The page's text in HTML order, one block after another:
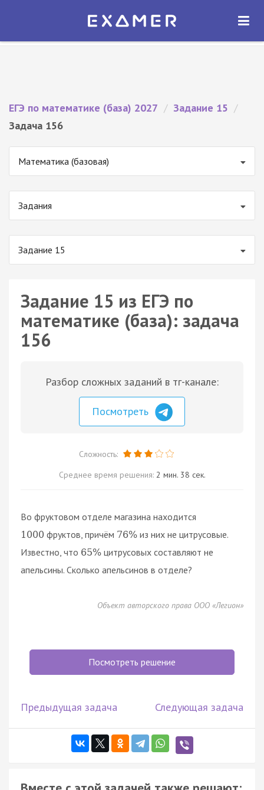
Экзамер — ЕГЭ 2027
ОТКРЫТЬ
ЕГЭ по математике (база) 2027 / Задание 15 /
Задача 156
Математика (базовая)
Задания
Задание 15
Задание 15 из ЕГЭ по
математике (база): задача
156
Разбор сложных заданий в тг-канале:
Посмотреть
Сложность:
Среднее время решения: 2 мин. 38 сек.
Во фруктовом отделе магазина находится
1000 фруктов, причём 76% из них не цитрусовые.
Известно, что 65% цитрусовых составляют не
апельсины. Сколько апельсинов в отделе?
Объект авторского права ООО «Легион»
Посмотреть решение
Предыдущая задача Следующая задача